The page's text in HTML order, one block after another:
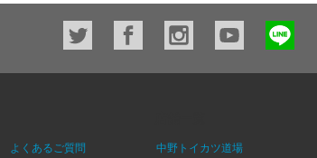
よくあるご質問 中野トイカツ道場